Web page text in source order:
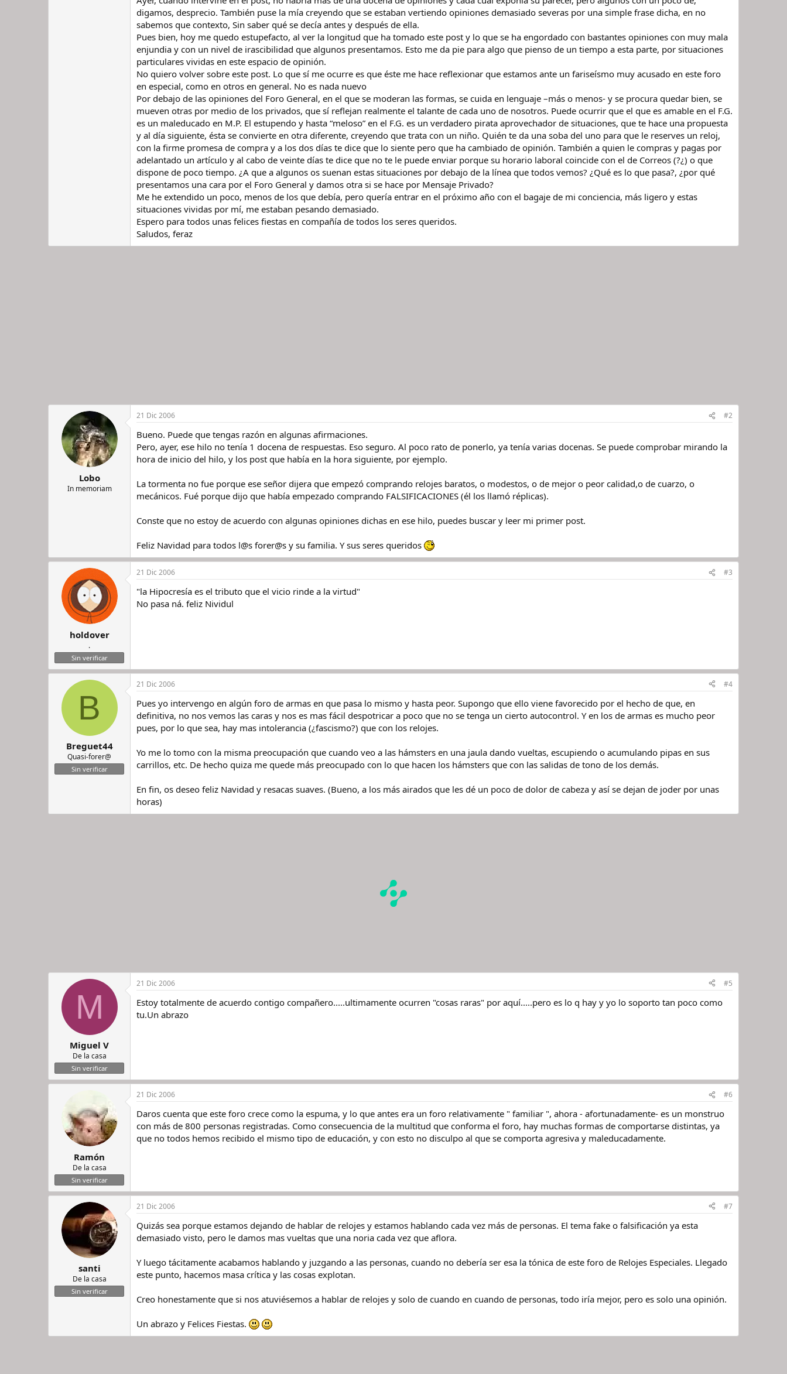
digamos, desprecio. También puse la mía creyendo que se estaban vertiendo opiniones demasiado severas por una simple frase dicha, en no
sabemos que contexto, Sin saber qué se decía antes y después de ella.
Pues bien, hoy me quedo estupefacto, al ver la longitud que ha tomado este post y lo que se ha engordado con bastantes opiniones con muy mala
enjundia y con un nivel de irascibilidad que algunos presentamos. Esto me da pie para algo que pienso de un tiempo a esta parte, por situaciones
particulares vividas en este espacio de opinión.
No quiero volver sobre este post. Lo que sí me ocurre es que éste me hace reflexionar que estamos ante un fariseísmo muy acusado en este foro
en especial, como en otros en general. No es nada nuevo
Por debajo de las opiniones del Foro General, en el que se moderan las formas, se cuida en lenguaje –más o menos- y se procura quedar bien, se
mueven otras por medio de los privados, que sí reflejan realmente el talante de cada uno de nosotros. Puede ocurrir que el que es amable en el F.G.
es un maleducado en M.P. El estupendo y hasta “meloso” en el F.G. es un verdadero pirata aprovechador de situaciones, que te hace una propuesta
y al día siguiente, ésta se convierte en otra diferente, creyendo que trata con un niño. Quién te da una soba del uno para que le reserves un reloj,
con la firme promesa de compra y a los dos días te dice que lo siente pero que ha cambiado de opinión. También a quien le compras y pagas por
adelantado un artículo y al cabo de veinte días te dice que no te le puede enviar porque su horario laboral coincide con el de Correos (?¿) o que
dispone de poco tiempo. ¿A que a algunos os suenan estas situaciones por debajo de la línea que todos vemos? ¿Qué es lo que pasa?, ¿por qué
presentamos una cara por el Foro General y damos otra si se hace por Mensaje Privado?
Me he extendido un poco, menos de los que debía, pero quería entrar en el próximo año con el bagaje de mi conciencia, más ligero y estas
situaciones vividas por mí, me estaban pesando demasiado.
Espero para todos unas felices fiestas en compañía de todos los seres queridos.
Saludos, feraz
Lobo
In memoriam
21 Dic 2006 #2
Bueno. Puede que tengas razón en algunas afirmaciones.
Pero, ayer, ese hilo no tenía 1 docena de respuestas. Eso seguro. Al poco rato de ponerlo, ya tenía varias docenas. Se puede comprobar mirando la
hora de inicio del hilo, y los post que había en la hora siguiente, por ejemplo.
La tormenta no fue porque ese señor dijera que empezó comprando relojes baratos, o modestos, o de mejor o peor calidad,o de cuarzo, o
mecánicos. Fué porque dijo que había empezado comprando FALSIFICACIONES (él los llamó réplicas).
Conste que no estoy de acuerdo con algunas opiniones dichas en ese hilo, puedes buscar y leer mi primer post.
Feliz Navidad para todos l@s forer@s y su familia. Y sus seres queridos
holdover
.
Sin verificar
21 Dic 2006 #3
"la Hipocresía es el tributo que el vicio rinde a la virtud"
No pasa ná. feliz Nividul
B
Breguet44
Quasi-forer@
Sin verificar
21 Dic 2006 #4
Pues yo intervengo en algún foro de armas en que pasa lo mismo y hasta peor. Supongo que ello viene favorecido por el hecho de que, en
definitiva, no nos vemos las caras y nos es mas fácil despotricar a poco que no se tenga un cierto autocontrol. Y en los de armas es mucho peor
pues, por lo que sea, hay mas intolerancia (¿fascismo?) que con los relojes.
Yo me lo tomo con la misma preocupación que cuando veo a las hámsters en una jaula dando vueltas, escupiendo o acumulando pipas en sus
carrillos, etc. De hecho quiza me quede más preocupado con lo que hacen los hámsters que con las salidas de tono de los demás.
En fin, os deseo feliz Navidad y resacas suaves. (Bueno, a los más airados que les dé un poco de dolor de cabeza y así se dejan de joder por unas
horas)
M
Miguel V
De la casa
Sin verificar
21 Dic 2006 #5
Estoy totalmente de acuerdo contigo compañero.....ultimamente ocurren "cosas raras" por aquí.....pero es lo q hay y yo lo soporto tan poco como
tu.Un abrazo
Ramón
De la casa
Sin verificar
21 Dic 2006 #6
Daros cuenta que este foro crece como la espuma, y lo que antes era un foro relativamente " familiar ", ahora - afortunadamente- es un monstruo
con más de 800 personas registradas. Como consecuencia de la multitud que conforma el foro, hay muchas formas de comportarse distintas, ya
que no todos hemos recibido el mismo tipo de educación, y con esto no disculpo al que se comporta agresiva y maleducadamente.
santi
De la casa
Sin verificar
21 Dic 2006 #7
Quizás sea porque estamos dejando de hablar de relojes y estamos hablando cada vez más de personas. El tema fake o falsificación ya esta
demasiado visto, pero le damos mas vueltas que una noria cada vez que aflora.
Y luego tácitamente acabamos hablando y juzgando a las personas, cuando no debería ser esa la tónica de este foro de Relojes Especiales. Llegado
este punto, hacemos masa crítica y las cosas explotan.
Creo honestamente que si nos atuviésemos a hablar de relojes y solo de cuando en cuando de personas, todo iría mejor, pero es solo una opinión.
Un abrazo y Felices Fiestas.